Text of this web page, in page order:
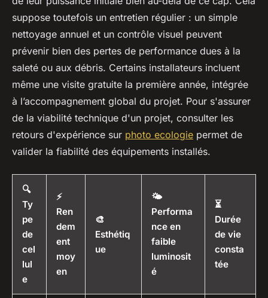
suppose toutefois un entretien régulier : un simple
nettoyage annuel et un contrôle visuel peuvent
prévenir bien des pertes de performance dues à la
saleté ou aux débris. Certains installateurs incluent
même une visite gratuite la première année, intégrée
à l’accompagnement global du projet. Pour s'assurer
de la viabilité technique d'un projet, consulter les
retours d'expérience sur photo ecologie permet de
valider la fiabilité des équipements installés.
🔍
Ty
pe
de
cel
lul
e
⚡
Ren
dem
ent
moy
en
🎨
Esthétiq
ue
🌤️
Performa
nce en
faible
luminosit
é
⏳
Durée
de vie
consta
tée